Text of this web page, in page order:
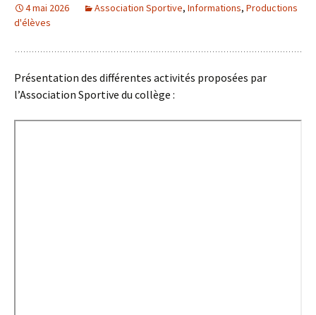
4 mai 2026 Association Sportive, Informations, Productions
d'élèves
Présentation des différentes activités proposées par
l’Association Sportive du collège :